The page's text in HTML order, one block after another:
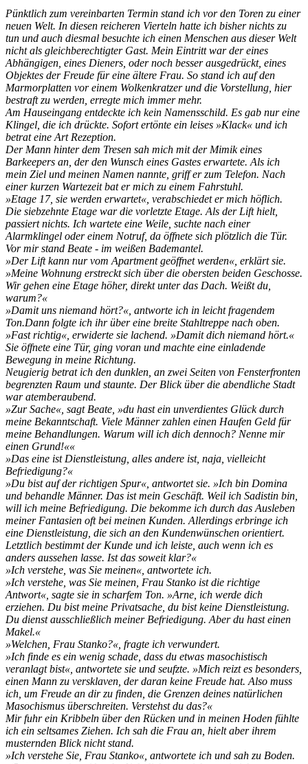
Pünktlich zum vereinbarten Termin stand ich vor den Toren zu einer
neuen Welt. In diesen reicheren Vierteln hatte ich bisher nichts zu
tun und auch diesmal besuchte ich einen Menschen aus dieser Welt
nicht als gleichberechtigter Gast. Mein Eintritt war der eines
Abhängigen, eines Dieners, oder noch besser ausgedrückt, eines
Objektes der Freude für eine ältere Frau. So stand ich auf den
Marmorplatten vor einem Wolkenkratzer und die Vorstellung, hier
bestraft zu werden, erregte mich immer mehr.
Am Hauseingang entdeckte ich kein Namensschild. Es gab nur eine
Klingel, die ich drückte. Sofort ertönte ein leises »Klack« und ich
betrat eine Art Rezeption.
Der Mann hinter dem Tresen sah mich mit der Mimik eines
Barkeepers an, der den Wunsch eines Gastes erwartete. Als ich
mein Ziel und meinen Namen nannte, griff er zum Telefon. Nach
einer kurzen Wartezeit bat er mich zu einem Fahrstuhl.
»Etage 17, sie werden erwartet«, verabschiedet er mich höflich.
Die siebzehnte Etage war die vorletzte Etage. Als der Lift hielt,
passiert nichts. Ich wartete eine Weile, suchte nach einer
Alarmklingel oder einem Notruf, da öffnete sich plötzlich die Tür.
Vor mir stand Beate - im weißen Bademantel.
»Der Lift kann nur vom Apartment geöffnet werden«, erklärt sie.
»Meine Wohnung erstreckt sich über die obersten beiden Geschosse.
Wir gehen eine Etage höher, direkt unter das Dach. Weißt du,
warum?«
»Damit uns niemand hört?«, antworte ich in leicht fragendem
Ton.Dann folgte ich ihr über eine breite Stahltreppe nach oben.
»Fast richtig«, erwiderte sie lachend. »Damit dich niemand hört.«
Sie öffnete eine Tür, ging voran und machte eine einladende
Bewegung in meine Richtung.
Neugierig betrat ich den dunklen, an zwei Seiten von Fensterfronten
begrenzten Raum und staunte. Der Blick über die abendliche Stadt
war atemberaubend.
»Zur Sache«, sagt Beate, »du hast ein unverdientes Glück durch
meine Bekanntschaft. Viele Männer zahlen einen Haufen Geld für
meine Behandlungen. Warum will ich dich dennoch? Nenne mir
einen Grund!««
»Das eine ist Dienstleistung, alles andere ist, naja, vielleicht
Befriedigung?«
»Du bist auf der richtigen Spur«, antwortet sie. »Ich bin Domina
und behandle Männer. Das ist mein Geschäft. Weil ich Sadistin bin,
will ich meine Befriedigung. Die bekomme ich durch das Ausleben
meiner Fantasien oft bei meinen Kunden. Allerdings erbringe ich
eine Dienstleistung, die sich an den Kundenwünschen orientiert.
Letztlich bestimmt der Kunde und ich leiste, auch wenn ich es
anders aussehen lasse. Ist das soweit klar?«
»Ich verstehe, was Sie meinen«, antwortete ich.
»Ich verstehe, was Sie meinen, Frau Stanko ist die richtige
Antwort«, sagte sie in scharfem Ton. »Arne, ich werde dich
erziehen. Du bist meine Privatsache, du bist keine Dienstleistung.
Du dienst ausschließlich meiner Befriedigung. Aber du hast einen
Makel.«
»Welchen, Frau Stanko?«, fragte ich verwundert.
»Ich finde es ein wenig schade, dass du etwas masochistisch
veranlagt bist«, antwortete sie und seufzte. »Mich reizt es besonders,
einen Mann zu versklaven, der daran keine Freude hat. Also muss
ich, um Freude an dir zu finden, die Grenzen deines natürlichen
Masochismus überschreiten. Verstehst du das?«
Mir fuhr ein Kribbeln über den Rücken und in meinen Hoden fühlte
ich ein seltsames Ziehen. Ich sah die Frau an, hielt aber ihrem
musternden Blick nicht stand.
»Ich verstehe Sie, Frau Stanko«, antwortete ich und sah zu Boden.